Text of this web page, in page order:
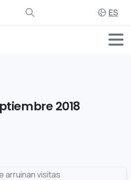
ES
2018